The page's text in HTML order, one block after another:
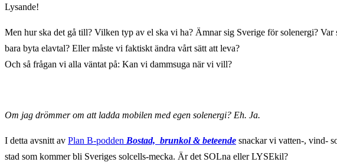
Lysande!
Men hur ska det gå till? Vilken typ av el ska vi ha? Ämnar sig Sverige för solenergi?
bara byta elavtal? Eller måste vi faktiskt ändra vårt sätt att leva?
Och så frågan vi alla väntat på: Kan vi dammsuga när vi vill?
Om jag drömmer om att ladda mobilen med egen solenergi? Eh. Ja.
I detta avsnitt av Plan B-podden Bostad, brunkol & beteende snackar vi vatten-, vind-
stad som kommer bli Sveriges solcells-mecka. Är det SOLna eller LYSEkil?